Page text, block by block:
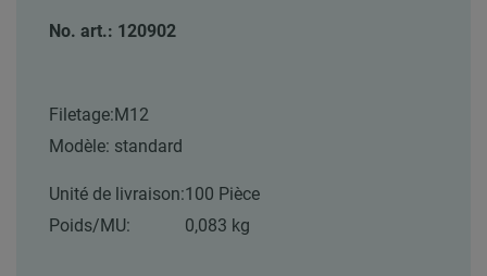
No. art.: 120902
Filetage:M12
Modèle: standard
Unité de livraison:100 Pièce
Poids/MU:
0,083 kg